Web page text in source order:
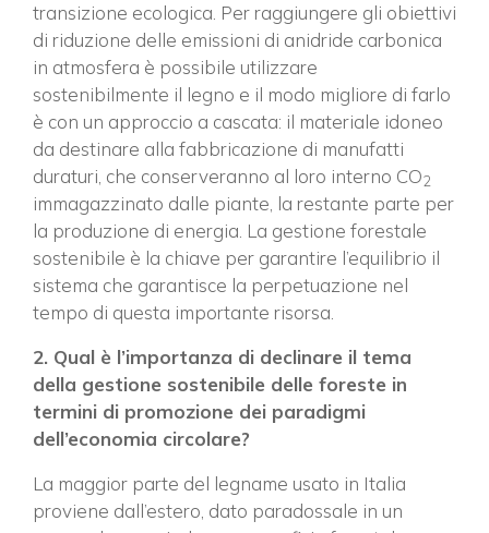
transizione ecologica. Per raggiungere gli obiettivi
di riduzione delle emissioni di anidride carbonica
in atmosfera è possibile utilizzare
sostenibilmente il legno e il modo migliore di farlo
è con un approccio a cascata: il materiale idoneo
da destinare alla fabbricazione di manufatti
duraturi, che conserveranno al loro interno CO2
immagazzinato dalle piante, la restante parte per
la produzione di energia. La gestione forestale
sostenibile è la chiave per garantire l’equilibrio il
sistema che garantisce la perpetuazione nel
tempo di questa importante risorsa.
2. Qual è l’importanza di declinare il tema
della gestione sostenibile delle foreste in
termini di promozione dei paradigmi
dell’economia circolare?
La maggior parte del legname usato in Italia
proviene dall’estero, dato paradossale in un